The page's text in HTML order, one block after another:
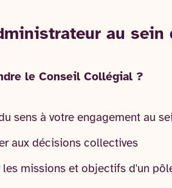
au
le Conseil Collégial ?
sens à votre engagement au
aux décisions collectives
les missions et objectifs d'un